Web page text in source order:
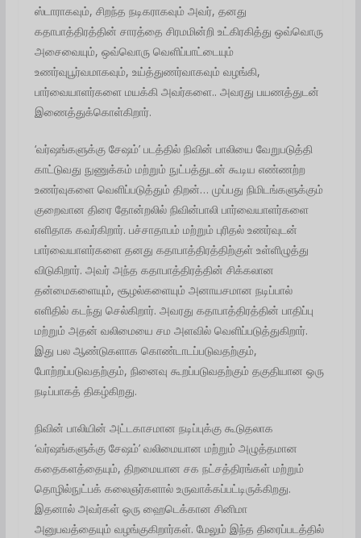
ஸ்டாராகவும், சிறந்த நடிகராகவும் அவர், தனது
கதாபாத்திரத்தின் சாரத்தை சிரமமின்றி உட்கிரகித்து ஒவ்வொரு
அசைவையும், ஒவ்வொரு வெளிப்பாட்டையும்
உணர்வுபூர்வமாகவும், உய்த்துணர்வாகவும் வழங்கி,
பார்வையாளர்களை மயக்கி அவர்களை.. அவரது பயணத்துடன்
இணைத்துக்கொள்கிறார்.
‘வர்ஷங்களுக்கு சேஷம்’ படத்தில் நிவின் பாலியை வேறுபடுத்தி
காட்டுவது நுணுக்கம் மற்றும் நுட்பத்துடன் கூடிய எண்ணற்ற
உணர்வுகளை வெளிப்படுத்தும் திறன்… முப்பது நிமிடங்களுக்கும்
குறைவான திரை தோன்றலில் நிவின்பாலி பார்வையாளர்களை
எளிதாக கவர்கிறார். பச்சாதாபம் மற்றும் புரிதல் உணர்வுடன்
பார்வையாளர்களை தனது கதாபாத்திரத்திற்குள் உள்ளிழுத்து
விடுகிறார். அவர் அந்த கதாபாத்திரத்தின் சிக்கலான
தன்மைகளையும், சூழல்களையும் அனாயசமான நடிப்பால்
எளிதில் கடந்து செல்கிறார். அவரது கதாபாத்திரத்தின் பாதிப்பு
மற்றும் அதன் வலிமையை சம அளவில் வெளிப்படுத்துகிறார்.
இது பல ஆண்டுகளாக கொண்டாடப்படுவதற்கும்,
போற்றப்படுவதற்கும், நினைவு கூறப்படுவதற்கும் தகுதியான ஒரு
நடிப்பாகத் திகழ்கிறது.
நிவின் பாலியின் அட்டகாசமான நடிப்புக்கு கூடுதலாக
‘வர்ஷங்களுக்கு சேஷம்’ வலிமையான மற்றும் அழுத்தமான
கதைகளத்தையும், திறமையான சக நட்சத்திரங்கள் மற்றும்
தொழில்நுட்பக் கலைஞர்களால் உருவாக்கப்பட்டிருக்கிறது.
இதனால் அவர்கள் ஒரு ஹைடெக்கான சினிமா
அனுபவத்தையும் வழங்குகிறார்கள். மேலும் இந்த திரைப்படத்தில்